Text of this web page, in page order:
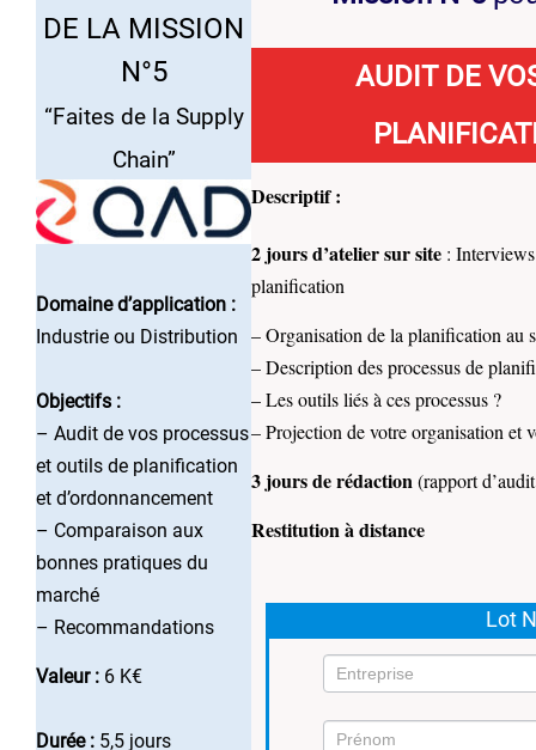
DE LA MISSION
N°5
“Faites de la Supply
Chain”
AUDIT DE
Domaine d’application :
Industrie ou Distribution
Objectifs :
– Audit de vos processus
et outils de planification
et d’ordonnancement
– Comparaison aux
bonnes pratiques du
marché
– Recommandations
Valeur : 6 K€
Durée : 5,5 jours
Descriptif :
2 jours d’atelier sur site :
planification
– Organisation de la planification au
– Description des processus de
– Les outils liés à ces processus ?
– Projection de votre organisation et
3 jours de rédaction(rapport
Restitution à distance
Lot